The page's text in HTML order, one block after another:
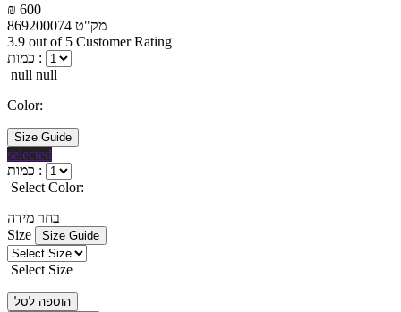
₪ 600
מק"ט 869200074
3.9 out of 5 Customer Rating
כמות :
null null
Color:
Size Guide
selected
כמות :
Select Color:
בחר מידה
Size
Size Guide
Select Size
הוספה לסל